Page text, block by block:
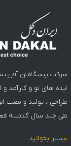
شرکت پیشگامان آفرینش
ایده های نو و کارآمد
طراحی ، تولید و نصب
طی چند سال گذشته
بیشتر بخوانید